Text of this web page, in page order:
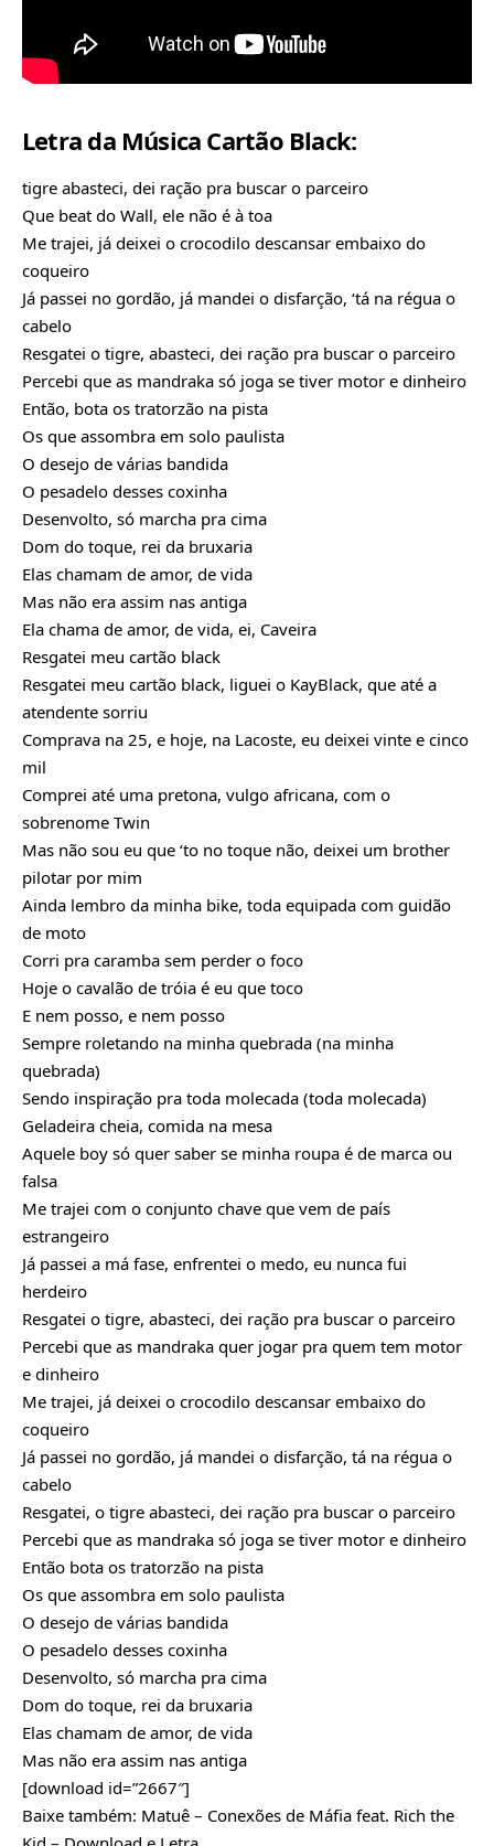
Letra da Música Cartão Black:
tigre abasteci, dei ração pra buscar o parceiro
Que beat do Wall, ele não é à toa
Me trajei, já deixei o crocodilo descansar embaixo do
coqueiro
Já passei no gordão, já mandei o disfarção, ‘tá na régua o
cabelo
Resgatei o tigre, abasteci, dei ração pra buscar o parceiro
Percebi que as mandraka só joga se tiver motor e dinheiro
Então, bota os tratorzão na pista
Os que assombra em solo paulista
O desejo de várias bandida
O pesadelo desses coxinha
Desenvolto, só marcha pra cima
Dom do toque, rei da bruxaria
Elas chamam de amor, de vida
Mas não era assim nas antiga
Ela chama de amor, de vida, ei, Caveira
Resgatei meu cartão black
Resgatei meu cartão black, liguei o KayBlack, que até a
atendente sorriu
Comprava na 25, e hoje, na Lacoste, eu deixei vinte e cinco
mil
Comprei até uma pretona, vulgo africana, com o
sobrenome Twin
Mas não sou eu que ‘to no toque não, deixei um brother
pilotar por mim
Ainda lembro da minha bike, toda equipada com guidão
de moto
Corri pra caramba sem perder o foco
Hoje o cavalão de tróia é eu que toco
E nem posso, e nem posso
Sempre roletando na minha quebrada (na minha
quebrada)
Sendo inspiração pra toda molecada (toda molecada)
Geladeira cheia, comida na mesa
Aquele boy só quer saber se minha roupa é de marca ou
falsa
Me trajei com o conjunto chave que vem de país
estrangeiro
Já passei a má fase, enfrentei o medo, eu nunca fui
herdeiro
Resgatei o tigre, abasteci, dei ração pra buscar o parceiro
Percebi que as mandraka quer jogar pra quem tem motor
e dinheiro
Me trajei, já deixei o crocodilo descansar embaixo do
coqueiro
Já passei no gordão, já mandei o disfarção, tá na régua o
cabelo
Resgatei, o tigre abasteci, dei ração pra buscar o parceiro
Percebi que as mandraka só joga se tiver motor e dinheiro
Então bota os tratorzão na pista
Os que assombra em solo paulista
O desejo de várias bandida
O pesadelo desses coxinha
Desenvolto, só marcha pra cima
Dom do toque, rei da bruxaria
Elas chamam de amor, de vida
Mas não era assim nas antiga
[download id=”2667″]
Baixe também: Matuê – Conexões de Máfia feat. Rich the